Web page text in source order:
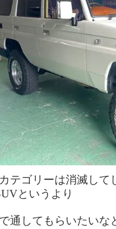
テゴリーは消滅し
というより
通してもらいたいな